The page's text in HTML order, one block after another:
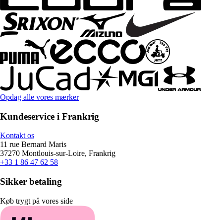
Opdag alle vores mærker
Kundeservice i Frankrig
Kontakt os
11 rue Bernard Maris
37270 Montlouis-sur-Loire, Frankrig
+33 1 86 47 62 58
Sikker betaling
Køb trygt på vores side